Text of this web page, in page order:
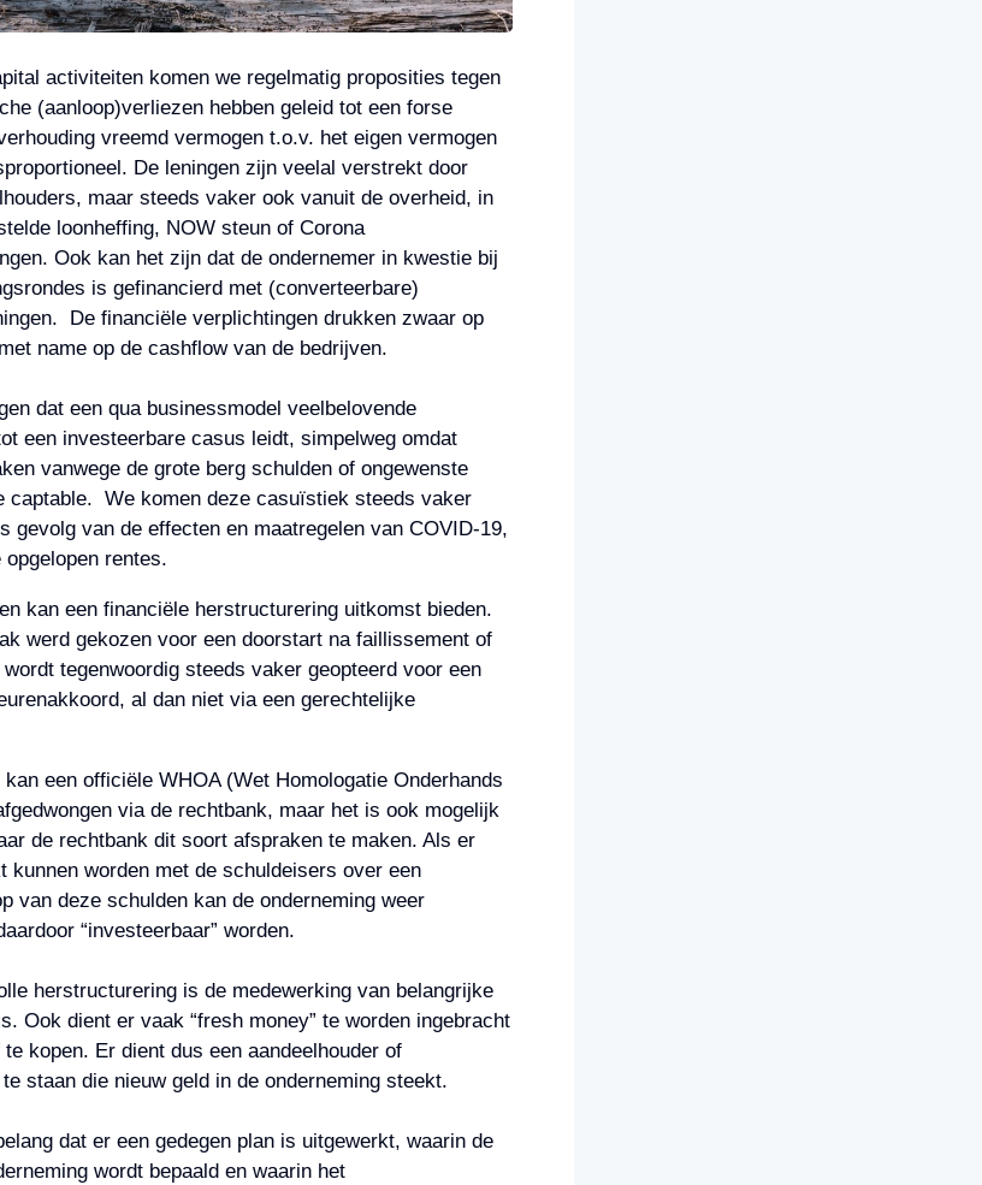
activiteiten komen we regelmatig proposities tegen
(aanloop)verliezen hebben geleid tot een forse
vreemd vermogen t.o.v. het eigen vermogen
De leningen zijn veelal verstrekt door
maar steeds vaker ook vanuit de overheid, in
loonheffing, NOW steun of Corona
Ook kan het zijn dat de ondernemer in kwestie bij
is gefinancierd met (converteerbare)
De financiële verplichtingen drukken zwaar op
name op de cashflow van de bedrijven.
dat een qua businessmodel veelbelovende
een investeerbare casus leidt, simpelweg omdat
vanwege de grote berg schulden of ongewenste
captable. We komen deze casuïstiek steeds vaker
gevolg van de effecten en maatregelen van COVID-19,
rentes.
kan een financiële herstructurering uitkomst bieden.
werd gekozen voor een doorstart na faillissement of
tegenwoordig steeds vaker geopteerd voor een
al dan niet via een gerechtelijke
een officiële WHOA (Wet Homologatie Onderhands
via de rechtbank, maar het is ook mogelijk
de rechtbank dit soort afspraken te maken. Als er
kunnen worden met de schuldeisers over een
van deze schulden kan de onderneming weer
“investeerbaar” worden.
herstructurering is de medewerking van belangrijke
Ook dient er vaak “fresh money” te worden ingebracht
kopen. Er dient dus een aandeelhouder of
staan die nieuw geld in de onderneming steekt.
dat er een gedegen plan is uitgewerkt, waarin de
wordt bepaald en waarin het